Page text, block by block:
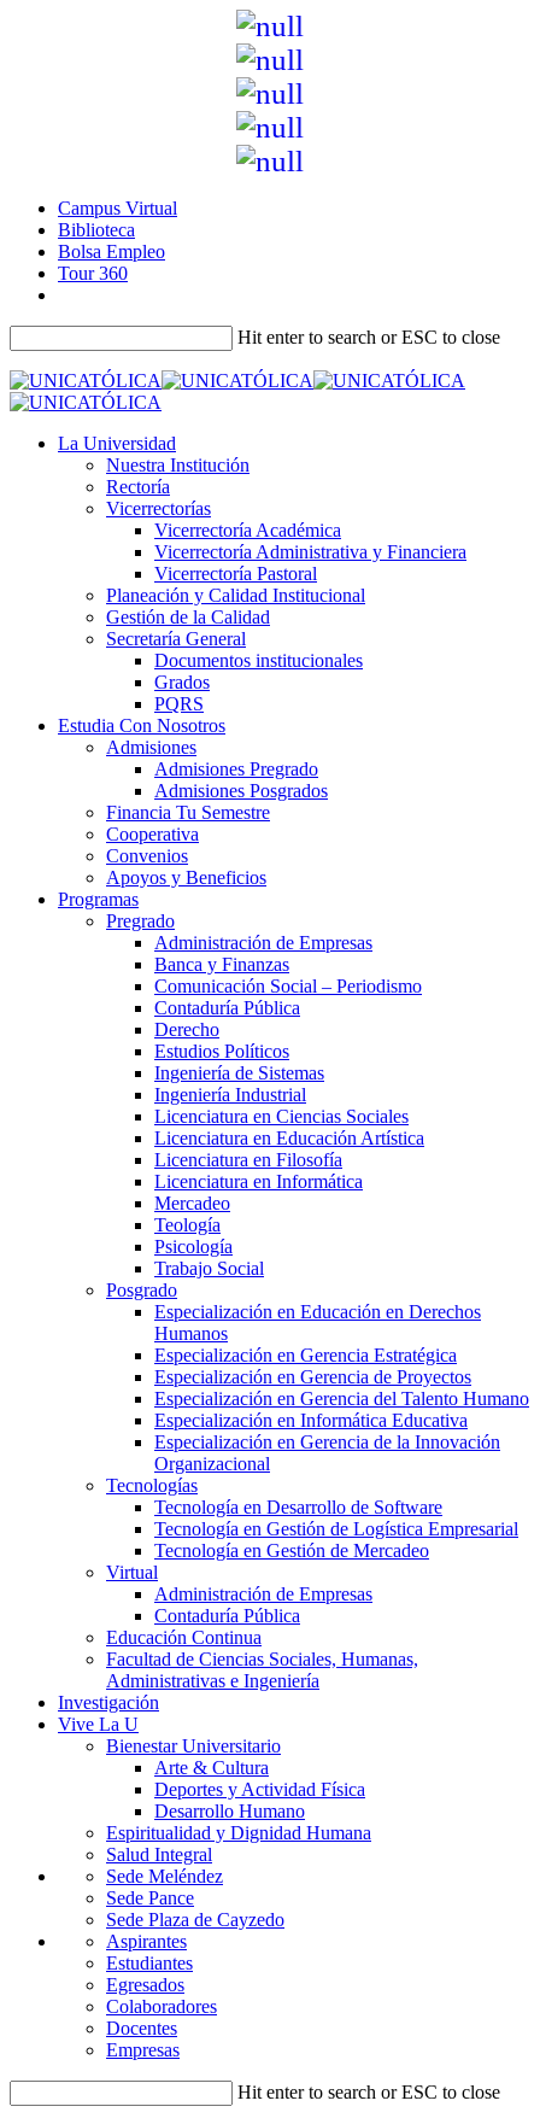
Campus Virtual
Biblioteca
Bolsa Empleo
Tour 360
Hit enter to search or ESC to close
La Universidad
Nuestra Institución
Rectoría
Vicerrectorías
Vicerrectoría Académica
Vicerrectoría Administrativa y Financiera
Vicerrectoría Pastoral
Planeación y Calidad Institucional
Gestión de la Calidad
Secretaría General
Documentos institucionales
Grados
PQRS
Estudia Con Nosotros
Admisiones
Admisiones Pregrado
Admisiones Posgrados
Financia Tu Semestre
Cooperativa
Convenios
Apoyos y Beneficios
Programas
Pregrado
Administración de Empresas
Banca y Finanzas
Comunicación Social – Periodismo
Contaduría Pública
Derecho
Estudios Políticos
Ingeniería de Sistemas
Ingeniería Industrial
Licenciatura en Ciencias Sociales
Licenciatura en Educación Artística
Licenciatura en Filosofía
Licenciatura en Informática
Mercadeo
Teología
Psicología
Trabajo Social
Posgrado
Especialización en Educación en Derechos
Humanos
Especialización en Gerencia Estratégica
Especialización en Gerencia de Proyectos
Especialización en Gerencia del Talento Humano
Especialización en Informática Educativa
Especialización en Gerencia de la Innovación
Organizacional
Tecnologías
Tecnología en Desarrollo de Software
Tecnología en Gestión de Logística Empresarial
Tecnología en Gestión de Mercadeo
Virtual
Administración de Empresas
Contaduría Pública
Educación Continua
Facultad de Ciencias Sociales, Humanas,
Administrativas e Ingeniería
Investigación
Vive La U
Bienestar Universitario
Arte & Cultura
Deportes y Actividad Física
Desarrollo Humano
Espiritualidad y Dignidad Humana
Salud Integral
Sede Meléndez
Sede Pance
Sede Plaza de Cayzedo
Aspirantes
Estudiantes
Egresados
Colaboradores
Docentes
Empresas
Hit enter to search or ESC to close